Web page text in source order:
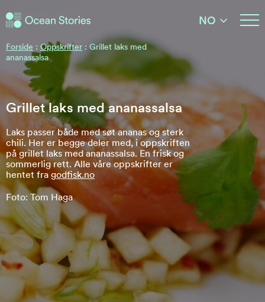
Ocean Stories
NO
Forside : Oppskrifter : Grillet laks med
ananassalsa
Grillet laks med ananassalsa
Laks passer både med søt ananas og sterk
chili. Her er begge deler med, i oppskriften
på grillet laks med ananassalsa. En frisk og
sommerlig rett. Alle våre oppskrifter er
hentet fra godfisk.no
Foto: Tom Haga